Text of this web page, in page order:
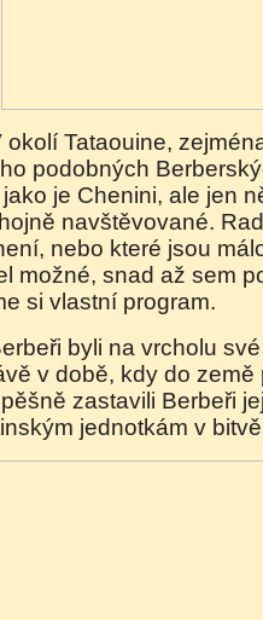
Abiot
podobných
je Chenini, ale jen
navštěvované.
nebo které jsou
možné, snad až sem
si vlastní program.
v době, kdy do země
zastavili Berbeři
jednotkám v